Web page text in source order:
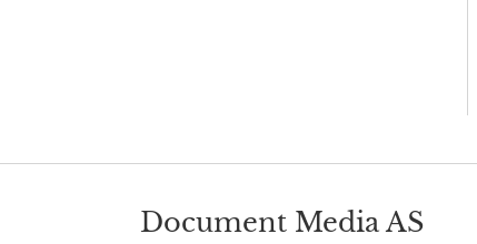
Document Media AS